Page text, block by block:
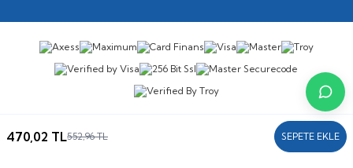
470,02 TL552,96TL SEPETE EKLE